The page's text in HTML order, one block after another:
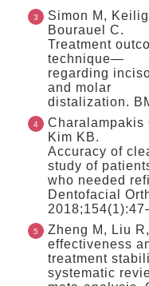
Simon M,
Bourauel C.
Treatment
technique—
regarding
and molar
distalization.
Charalampakis
Kim KB.
Accuracy of
study of
who needed
Dentofacial
Zheng M, Liu
effectiveness
treatment
systematic